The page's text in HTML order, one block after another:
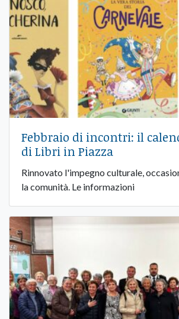
Febbraio di incontri: il
di Libri in Piazza
Rinnovato l'impegno culturale,
la comunità. Le informazioni